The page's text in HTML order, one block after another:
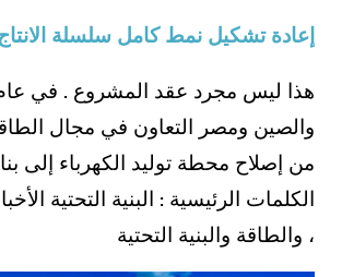
إعادة تشكيل نمط كامل سلسلة
والصين ومصر التعاون في مجال
من إصلاح محطة توليد الكهرباء إلى
الكلمات الرئيسية : البنية التحتية
، والطاقة والبنية التحتية